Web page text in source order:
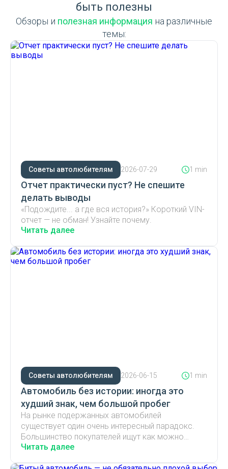
быть полезны
Обзоры и полезная информация на различные
темы:
Советы автолюбителям 2026-07-29 1 min
Отчет практически пуст? Не спешите
делать выводы
«Подождите... а где вся история?» Короткий VIN-
отчет — не обман! Узнайте почему.
Читать далее
Советы автолюбителям 2026-06-15 1 min
Автомобиль без истории: иногда это
худший знак, чем большой пробег
На рынке подержанных автомобилей
существует один очень интересный парадокс.
Большинство покупателей ищут как можно
более
Читать далее